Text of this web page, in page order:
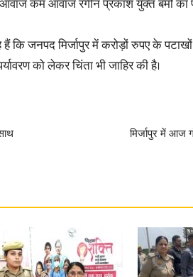
कम आवाज रंगीन प्रकाश युक्त बमों का
कि जनपद मिर्जापुर में करोड़ों रुपए के
को लेकर चिंता भी जाहिर की है।
मिर्जापुर में आज